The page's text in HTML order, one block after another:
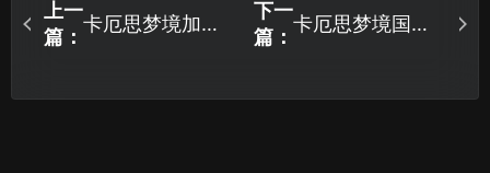
上一
篇：
卡厄思梦境加速
低延迟卡牌对
下一
篇：
卡厄思梦境国服